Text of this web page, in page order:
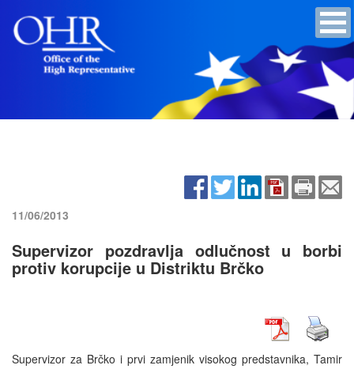
11/06/2013
Supervizor pozdravlja odlučnost u borbi
protiv korupcije u Distriktu Brčko
Supervizor za Brčko i prvi zamjenik visokog predstavnika, Tamir